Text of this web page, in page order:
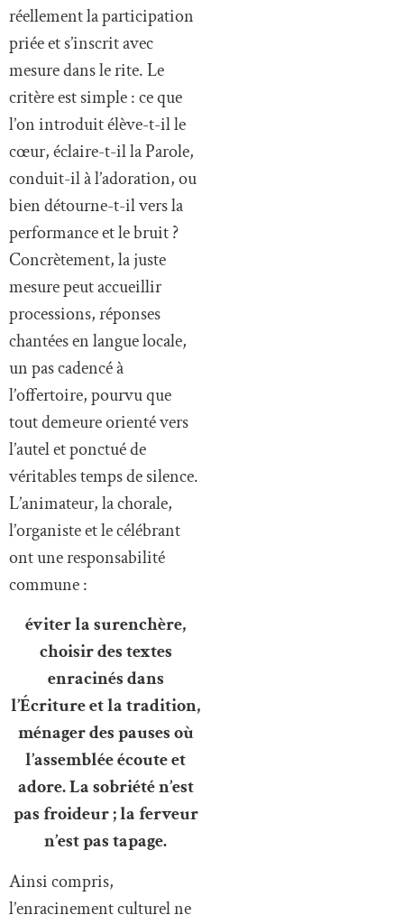
réellement la participation
priée et s’inscrit avec
mesure dans le rite. Le
critère est simple : ce que
l’on introduit élève-t-il le
cœur, éclaire-t-il la Parole,
conduit-il à l’adoration, ou
bien détourne-t-il vers la
performance et le bruit ?
Concrètement, la juste
mesure peut accueillir
processions, réponses
chantées en langue locale,
un pas cadencé à
l’offertoire, pourvu que
tout demeure orienté vers
l’autel et ponctué de
véritables temps de silence.
L’animateur, la chorale,
l’organiste et le célébrant
ont une responsabilité
commune :
éviter la surenchère,
choisir des textes
enracinés dans
l’Écriture et la tradition,
ménager des pauses où
l’assemblée écoute et
adore. La sobriété n’est
pas froideur ; la ferveur
n’est pas tapage.
Ainsi compris,
l’enracinement culturel ne